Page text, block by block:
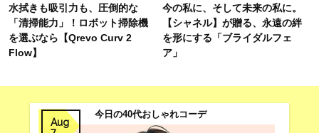
水拭きも吸引力も、圧倒的な
「清掃能力」！ロボット掃除機
を選ぶなら【Qrevo Curv 2
Flow】
今の私に、そして未来の私に。
【シャネル】が贈る、永遠の絆
を形にする「ブライダルフェ
ア」
Aug
今日の40代おしゃれコーデ